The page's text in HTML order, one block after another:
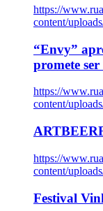
https://
content/
“Envy”
promete
https://
content/
https://
content/
Festival